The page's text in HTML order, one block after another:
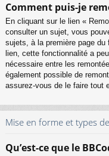
Comment puis-je
En cliquant sur le lien «
consulter un sujet, vous
sujets, à la première page
lien, cette fonctionnalité a
nécessaire entre les
également possible de
assurez-vous de le faire tout
Mise en forme et types
Qu’est-ce que le